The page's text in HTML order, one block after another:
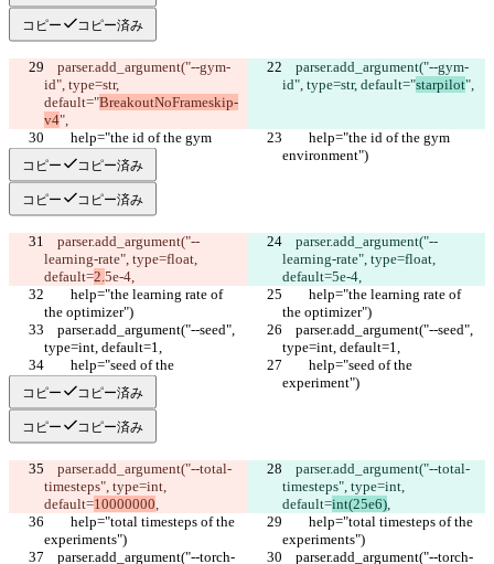
コピー コピー済み
id", type=str,
default="BreakoutNoFrameskip-
v4",
id", type=str, default="starpilot",
environment")
environment")
コピー コピー済み
コピー コピー済み
learning-rate", type=float,
default=2.5e-4,
learning-rate", type=float,
default=5e-4,
the optimizer")
the optimizer")
type=int, default=1,
type=int, default=1,
experiment")
experiment")
コピー コピー済み
コピー コピー済み
timesteps", type=int,
default=10000000,
timesteps", type=int,
default=int(25e6),
experiments")
experiments")